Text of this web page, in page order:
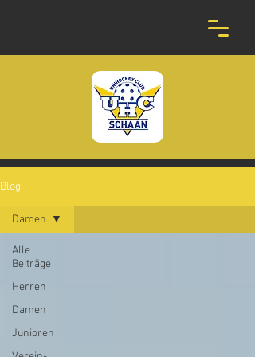
Blog
Alle
Beiträge
Herren
Damen
Junioren
Damen